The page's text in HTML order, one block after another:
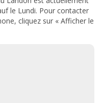
le Lundi. Pour contacter
cliquez sur « Afficher le